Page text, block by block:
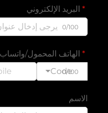
البريد الإلكتروني
0/100
الهاتف المحمول/واتساب
Code
0/100
الاسم